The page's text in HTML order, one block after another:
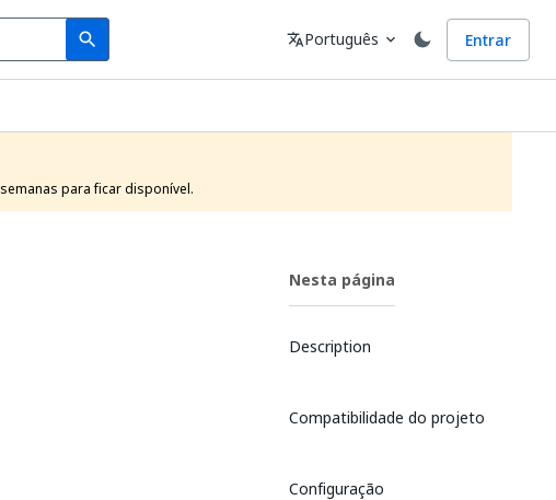
search
Search Idioma
translatePortuguês expand_more Entrar
para ficar disponível.
Nesta página
Description
Compatibilidade do projeto
Configuração